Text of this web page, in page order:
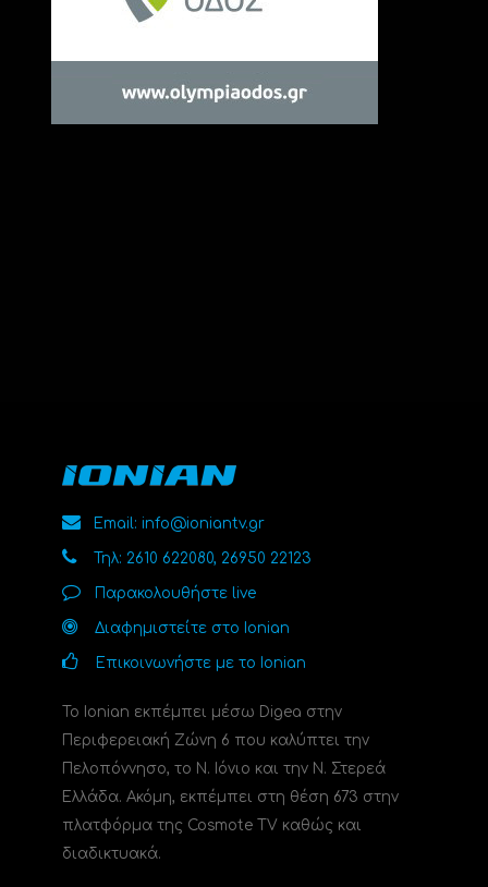
Email: info@ioniantv.gr
Τηλ: 2610 622080, 26950 22123
Παρακολουθήστε live
Διαφημιστείτε στο Ionian
Επικοινωνήστε με το Ionian
Το Ionian εκπέμπει μέσω Digea στην
Περιφερειακή Ζώνη 6 που καλύπτει την
Πελοπόννησο, το N. Ιόνιο και την Ν. Στερεά
Ελλάδα. Ακόμη, εκπέμπει στη θέση 673 στην
πλατφόρμα της Cosmote TV καθώς και
διαδικτυακά.